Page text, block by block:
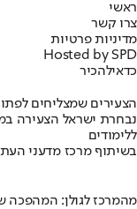
ראשי
צרו קשר
מדיניות פרטיות
Hosted by SPD
כדאילהכיר
הצעירים שמצליחים
נבחרת ישראל הצעירה
ללימודים
בשיתוף מרכז מדעני
מהמרכז לגולן: המהפכה